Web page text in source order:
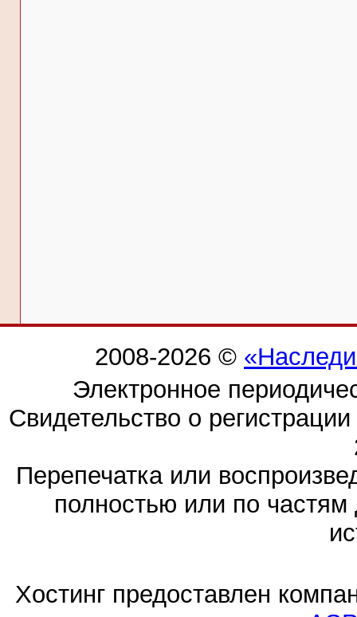
2008-2026 ©
Электронное
Свидетельство о
Перепечатка или
полностью или по частям
Хостинг предоставлен